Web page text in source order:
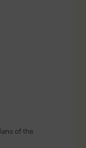
of the